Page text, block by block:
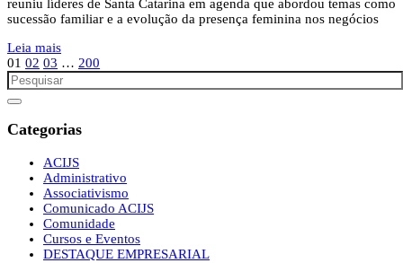
reuniu líderes de Santa Catarina em agenda que abordou temas como
sucessão familiar e a evolução da presença feminina nos negócios
Leia mais
01 02 03 … 200
Categorias
ACIJS
Administrativo
Associativismo
Comunicado ACIJS
Comunidade
Cursos e Eventos
DESTAQUE EMPRESARIAL